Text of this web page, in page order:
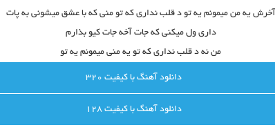
آخرش یه من میمونم یه تو د قلب نداری که تو منی که با عشق میشونی به پات
داری ول میکنی که جات آخه جات کیو بذارم
من نه د قلب نداری که تو یه منی میمونم یه تو
دانلود آهنگ با کيفيت 320
دانلود آهنگ با کيفيت 128